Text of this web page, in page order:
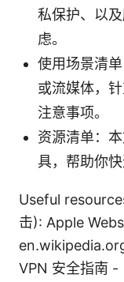
私保护、以
虑。
使用场景清
或流媒体，
注意事项。
资源清单：
具，帮助你
Useful
击): Apple
VPN 安全指南 -